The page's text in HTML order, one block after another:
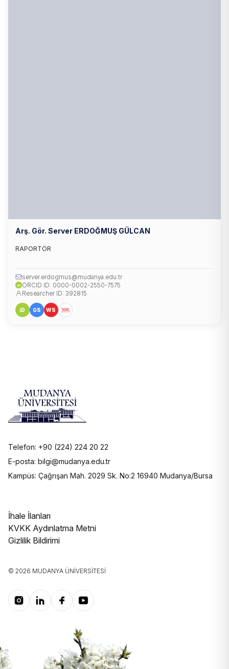
Arş. Gör. Server ERDOĞMUŞ GÜLCAN
RAPORTÖR
server.erdogmus@mudanya.edu.tr
iD ORCID ID: 0000-0002-2550-7575
Researcher ID: 392815
iD GS WS
Telefon: +90 (224) 224 20 22
E-posta: bilgi@mudanya.edu.tr
Kampüs: Çağrışan Mah. 2029 Sk. No:2 16940 Mudanya/Bursa
İhale İlanları
KVKK Aydınlatma Metni
Gizlilik Bildirimi
© 2026 MUDANYA ÜNIVERSITESI